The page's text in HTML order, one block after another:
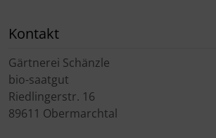
Kontakt
Gärtnerei Schänzle
bio-saatgut
Riedlingerstr. 16
89611 Obermarchtal